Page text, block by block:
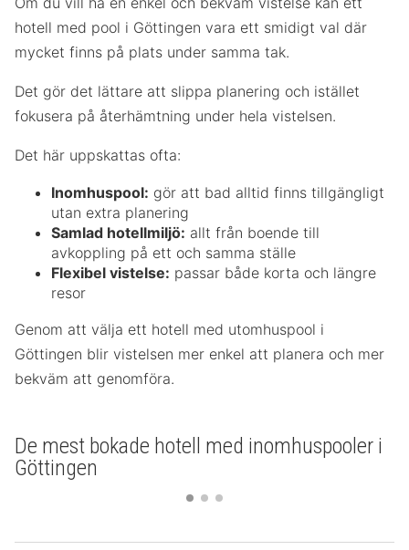
hotell med pool i Göttingen vara ett smidigt val där
mycket finns på plats under samma tak.
Det gör det lättare att slippa planering och istället
fokusera på återhämtning under hela vistelsen.
Det här uppskattas ofta:
Inomhuspool: gör att bad alltid finns tillgängligt
utan extra planering
Samlad hotellmiljö: allt från boende till
avkoppling på ett och samma ställe
Flexibel vistelse: passar både korta och längre
resor
Genom att välja ett hotell med utomhuspool i
Göttingen blir vistelsen mer enkel att planera och mer
bekväm att genomföra.
De mest bokade hotell med inomhuspooler i
Göttingen